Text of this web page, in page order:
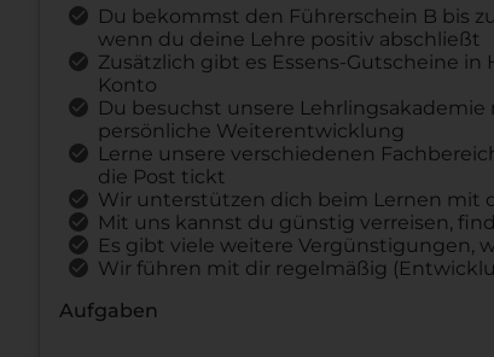
Du bekommst den Führerschein B bis
wenn du deine Lehre positiv abschließt
Zusätzlich gibt es Essens-Gutscheine
Konto
Du besuchst unsere
persönliche Weiterentwicklung
Lerne unsere verschiedenen
die Post tickt
Wir unterstützen dich beim Lernen mit
Mit uns kannst du günstig verreisen,
Es gibt viele weitere Vergünstigungen,
Wir führen mit dir regelmäßig
Aufgaben